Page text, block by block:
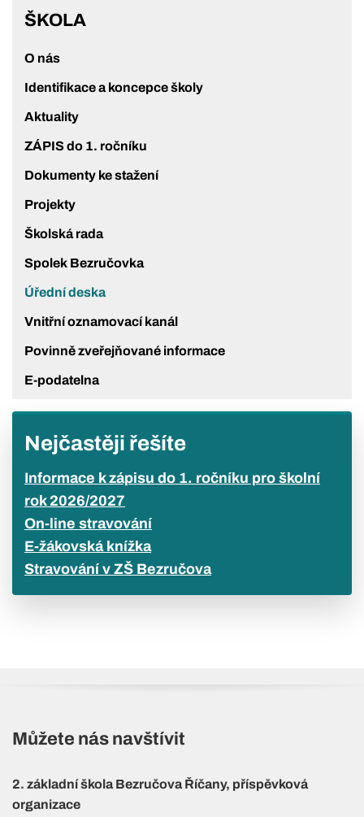
ŠKOLA
ŠKOLA
O nás
Identifikace a koncepce školy
Aktuality
ZÁPIS do 1. ročníku
Dokumenty ke stažení
Projekty
Školská rada
Spolek Bezručovka
Úřední deska
Vnitřní oznamovací kanál
Povinně zveřejňované informace
E-podatelna
Nejčastěji řešíte
Informace k zápisu do 1. ročníku pro školní
rok 2026/2027
On-line stravování
E-žákovská knížka
Stravování v ZŠ Bezručova
Můžete nás navštívit
2. základní škola Bezručova Říčany, příspěvková
organizace